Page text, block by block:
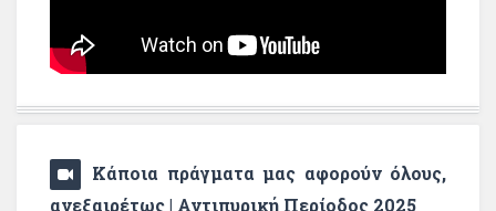
Κάποια πράγματα μας αφορούν όλους,
ανεξαιρέτως | Αντιπυρική Περίοδος 2025